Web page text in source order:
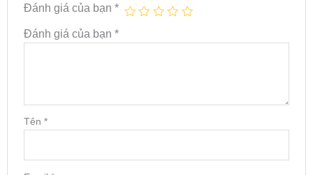
Đánh giá của bạn *
Đánh giá của bạn *
Tên *